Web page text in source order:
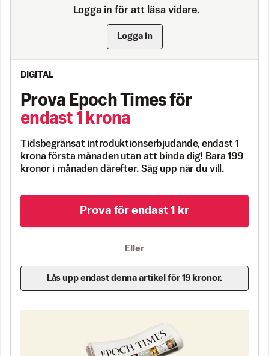
Logga in för att läsa vidare.
Logga in
DIGITAL
Prova Epoch Times för
endast 1 krona
Tidsbegränsat introduktionserbjudande, endast 1
krona första månaden utan att binda dig! Bara 199
kronor i månaden därefter. Säg upp när du vill.
Prova för endast 1 kr
Eller
Lås upp endast denna artikel för 19 kronor.